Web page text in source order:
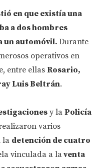
en que existía una
a dos hombres
un automóvil. Durante
operativos en
entre ellas Rosario,
Luis Beltrán.
y la Policía
varios
la detención de cuatro
vinculada a laventa